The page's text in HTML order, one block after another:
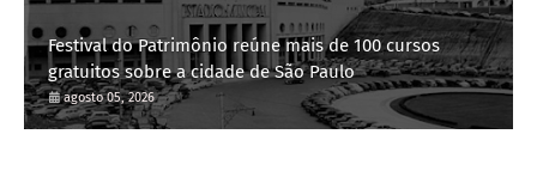
Festival do Patrimônio reúne mais de 100 cursos
gratuitos sobre a cidade de São Paulo
agosto 05, 2026